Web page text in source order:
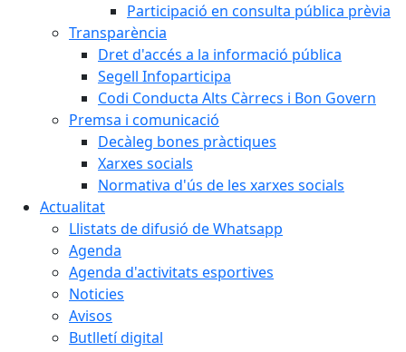
Participació en consulta pública prèvia
Transparència
Dret d'accés a la informació pública
Segell Infoparticipa
Codi Conducta Alts Càrrecs i Bon Govern
Premsa i comunicació
Decàleg bones pràctiques
Xarxes socials
Normativa d'ús de les xarxes socials
Actualitat
Llistats de difusió de Whatsapp
Agenda
Agenda d'activitats esportives
Noticies
Avisos
Butlletí digital